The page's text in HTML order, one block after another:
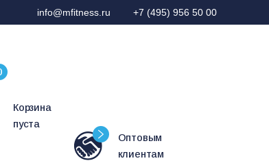
info@mfitness.ru +7 (495) 956 50 00
Корзина
пуста
Оптовым
клиентам